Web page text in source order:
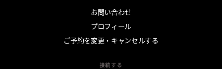
お問い合わせ
プロフィール
ご予約を変更・キャンセルする
接続する